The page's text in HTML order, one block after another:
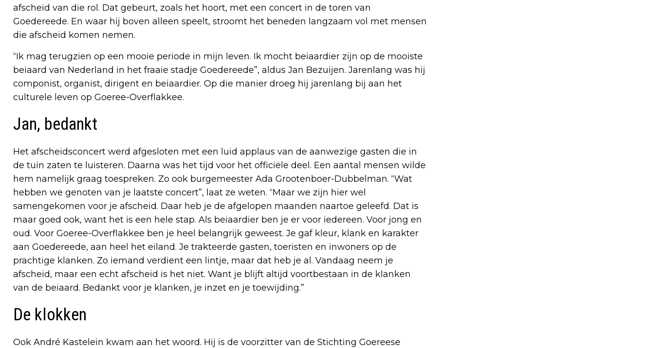
afscheid van die rol. Dat gebeurt, zoals het hoort, met een concert in de toren van
Goedereede. En waar hij boven alleen speelt, stroomt het beneden langzaam vol met mensen
die afscheid komen nemen.
“Ik mag terugzien op een mooie periode in mijn leven. Ik mocht beiaardier zijn op de mooiste
beiaard van Nederland in het fraaie stadje Goedereede”, aldus Jan Bezuijen. Jarenlang was hij
componist, organist, dirigent en beiaardier. Op die manier droeg hij jarenlang bij aan het
culturele leven op Goeree-Overflakkee.
Jan, bedankt
Het afscheidsconcert werd afgesloten met een luid applaus van de aanwezige gasten die in
de tuin zaten te luisteren. Daarna was het tijd voor het officiële deel. Een aantal mensen wilde
hem namelijk graag toespreken. Zo ook burgemeester Ada Grootenboer-Dubbelman. “Wat
hebben we genoten van je laatste concert”, laat ze weten. “Maar we zijn hier wel
samengekomen voor je afscheid. Daar heb je de afgelopen maanden naartoe geleefd. Dat is
maar goed ook, want het is een hele stap. Als beiaardier ben je er voor iedereen. Voor jong en
oud. Voor Goeree-Overflakkee ben je heel belangrijk geweest. Je gaf kleur, klank en karakter
aan Goedereede, aan heel het eiland. Je trakteerde gasten, toeristen en inwoners op de
prachtige klanken. Zo iemand verdient een lintje, maar dat heb je al. Vandaag neem je
afscheid, maar een echt afscheid is het niet. Want je blijft altijd voortbestaan in de klanken
van de beiaard. Bedankt voor je klanken, je inzet en je toewijding.”
De klokken
Ook André Kastelein kwam aan het woord. Hij is de voorzitter van de Stichting Goereese